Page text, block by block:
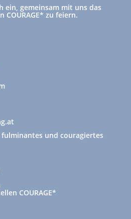
ein, gemeinsam mit uns das
COURAGE* zu feiern.
und couragiertes
COURAGE*